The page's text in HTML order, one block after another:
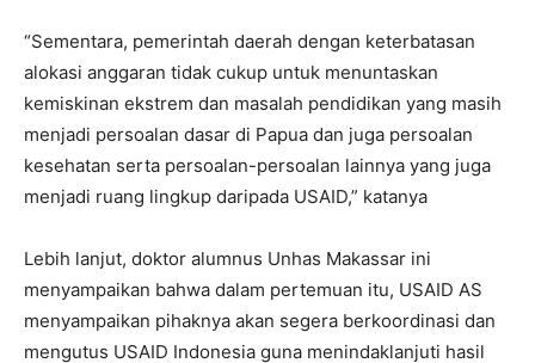
“Sementara, pemerintah daerah dengan keterbatasan
alokasi anggaran tidak cukup untuk menuntaskan
kemiskinan ekstrem dan masalah pendidikan yang masih
menjadi persoalan dasar di Papua dan juga persoalan
kesehatan serta persoalan-persoalan lainnya yang juga
menjadi ruang lingkup daripada USAID,” katanya
Lebih lanjut, doktor alumnus Unhas Makassar ini
menyampaikan bahwa dalam pertemuan itu, USAID AS
menyampaikan pihaknya akan segera berkoordinasi dan
mengutus USAID Indonesia guna menindaklanjuti hasil